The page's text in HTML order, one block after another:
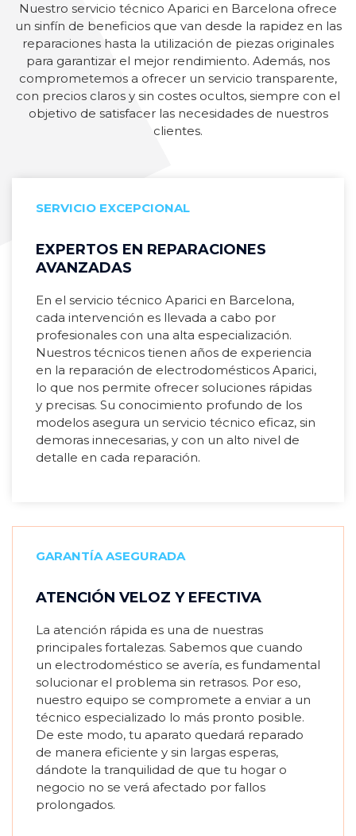
Nuestro servicio técnico Aparici en Barcelona ofrece
un sinfín de beneficios que van desde la rapidez en las
reparaciones hasta la utilización de piezas originales
para garantizar el mejor rendimiento. Además, nos
comprometemos a ofrecer un servicio transparente,
con precios claros y sin costes ocultos, siempre con el
objetivo de satisfacer las necesidades de nuestros
clientes.
SERVICIO EXCEPCIONAL
EXPERTOS EN REPARACIONES
AVANZADAS
En el servicio técnico Aparici en Barcelona,
cada intervención es llevada a cabo por
profesionales con una alta especialización.
Nuestros técnicos tienen años de experiencia
en la reparación de electrodomésticos Aparici,
lo que nos permite ofrecer soluciones rápidas
y precisas. Su conocimiento profundo de los
modelos asegura un servicio técnico eficaz, sin
demoras innecesarias, y con un alto nivel de
detalle en cada reparación.
GARANTÍA ASEGURADA
ATENCIÓN VELOZ Y EFECTIVA
La atención rápida es una de nuestras
principales fortalezas. Sabemos que cuando
un electrodoméstico se avería, es fundamental
solucionar el problema sin retrasos. Por eso,
nuestro equipo se compromete a enviar a un
técnico especializado lo más pronto posible.
De este modo, tu aparato quedará reparado
de manera eficiente y sin largas esperas,
dándote la tranquilidad de que tu hogar o
negocio no se verá afectado por fallos
prolongados.